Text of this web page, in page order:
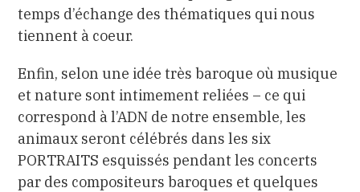
temps d’échange des thématiques qui nous
tiennent à coeur.
Enfin, selon une idée très baroque où musique
et nature sont intimement reliées – ce qui
correspond à l’ADN de notre ensemble, les
animaux seront célébrés dans les six
PORTRAITS esquissés pendant les concerts
par des compositeurs baroques et quelques